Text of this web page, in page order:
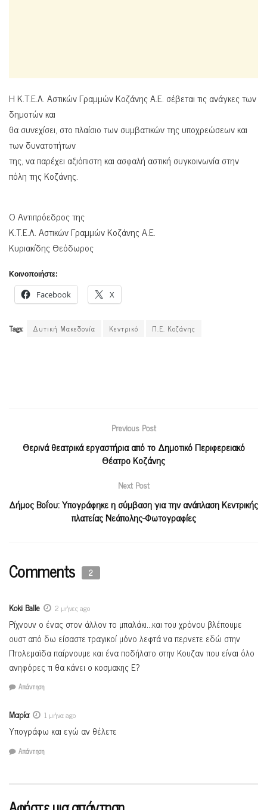
Η Κ.Τ.Ε.Λ. Αστικών Γραμμών Κοζάνης Α.Ε. σέβεται τις ανάγκες των
δημοτών και
θα συνεχίσει, στο πλαίσιο των συμβατικών της υποχρεώσεων και
των δυνατοτήτων
της, να παρέχει αξιόπιστη και ασφαλή αστική συγκοινωνία στην
πόλη της Κοζάνης.
Ο Αντιπρόεδρος της
Κ.Τ.Ε.Λ. Αστικών Γραμμών Κοζάνης Α.Ε.
Κυριακίδης Θεόδωρος
Κοινοποιήστε:
Facebook X
Tags: Δυτική Μακεδονία Κεντρικό Π.Ε. Κοζάνης
Previous Post
Θερινά θεατρικά εργαστήρια από το Δημοτικό Περιφερειακό
Θέατρο Κοζάνης
Next Post
Δήμος Βοΐου: Υπογράφηκε η σύμβαση για την ανάπλαση Κεντρικής
πλατείας Νεάπολης-Φωτογραφίες
Comments 2
Koki Balle 2 μήνες ago
Ρίχνουν ο ένας στον άλλον το μπαλάκι…και του χρόνου βλέπουμε
ουστ από δω είσαστε τραγικοί μόνο λεφτά να περνετε εδώ στην
Πτολεμαϊδα παίρνουμε και ένα ποδήλατο στην Κουζαν που είναι όλο
ανηφόρες τι θα κάνει ο κοσμακης Ε?
Απάντηση
Μαρία 1 μήνα ago
Υπογράφω και εγώ αν θέλετε
Απάντηση